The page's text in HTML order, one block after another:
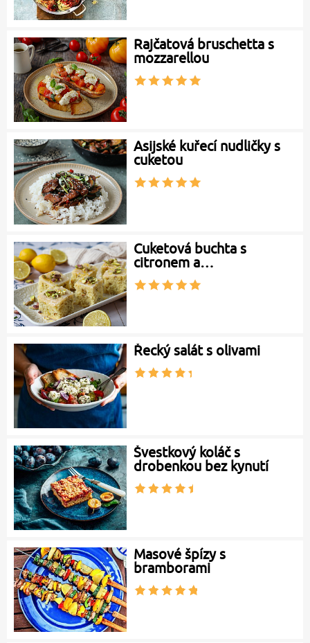
Rajčatová bruschetta s
mozzarellou
Asijské kuřecí nudličky s
cuketou
Cuketová buchta s
citronem a…
Řecký salát s olivami
Švestkový koláč s
drobenkou bez kynutí
Masové špízy s
bramborami